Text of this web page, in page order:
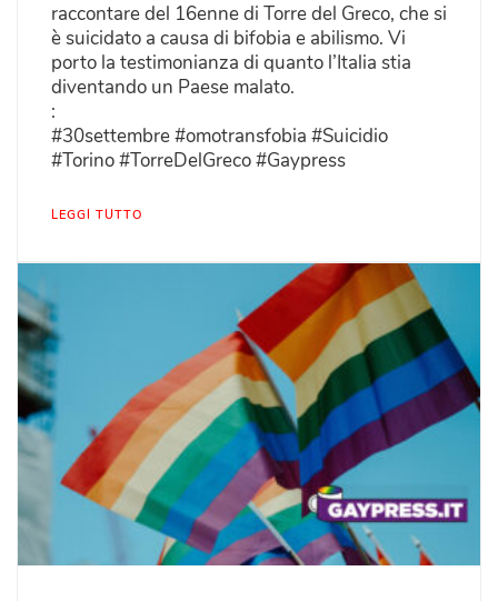
raccontare del 16enne di Torre del Greco, che si
è suicidato a causa di bifobia e abilismo. Vi
porto la testimonianza di quanto l’Italia stia
diventando un Paese malato.
:
#30settembre #omotransfobia #Suicidio
#Torino #TorreDelGreco #Gaypress
LEGGI TUTTO